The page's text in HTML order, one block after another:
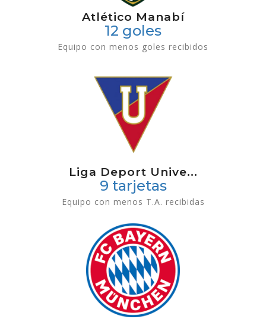
Atlético Manabí
12 goles
Equipo con menos goles recibidos
Liga Deport Unive...
9 tarjetas
Equipo con menos T.A. recibidas